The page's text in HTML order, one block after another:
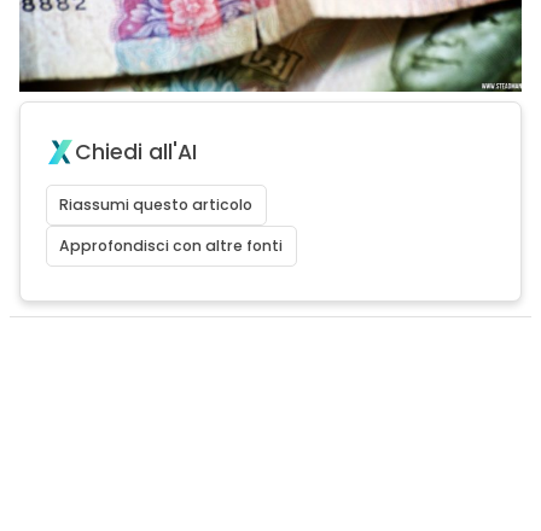
Chiedi all'AI
Riassumi questo articolo
Approfondisci con altre fonti